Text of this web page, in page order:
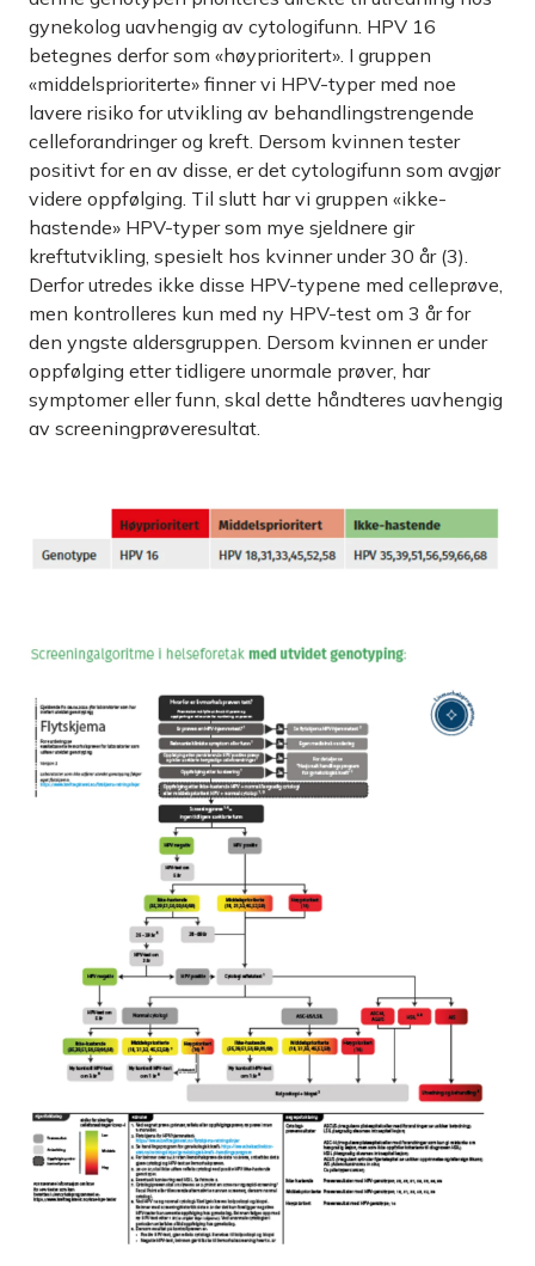
gynekolog uavhengig av cytologifunn. HPV 16
betegnes derfor som «høyprioritert». I gruppen
«middelsprioriterte» finner vi HPV-typer med noe
lavere risiko for utvikling av behandlingstrengende
celleforandringer og kreft. Dersom kvinnen tester
positivt for en av disse, er det cytologifunn som avgjør
videre oppfølging. Til slutt har vi gruppen «ikke-
hastende» HPV-typer som mye sjeldnere gir
kreftutvikling, spesielt hos kvinner under 30 år (3).
Derfor utredes ikke disse HPV-typene med celleprøve,
men kontrolleres kun med ny HPV-test om 3 år for
den yngste aldersgruppen. Dersom kvinnen er under
oppfølging etter tidligere unormale prøver, har
symptomer eller funn, skal dette håndteres uavhengig
av screeningprøveresultat.